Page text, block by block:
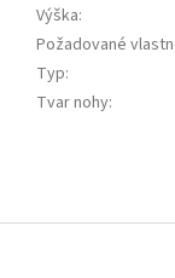
Výška:
Požadované
Typ:
Tvar nohy:
á